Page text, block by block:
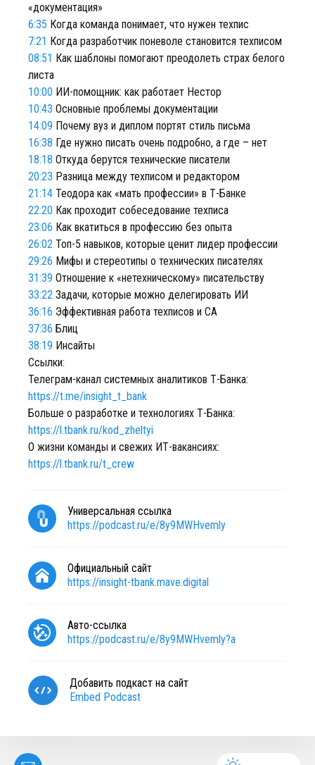
«документация»
6:35 Когда команда понимает, что нужен техпис
7:21 Когда разработчик поневоле становится техписом
08:51 Как шаблоны помогают преодолеть страх белого
листа
10:00 ИИ-помощник: как работает Нестор
10:43 Основные проблемы документации
14:09 Почему вуз и диплом портят стиль письма
16:38 Где нужно писать очень подробно, а где – нет
18:18 Откуда берутся технические писатели
20:23 Разница между техписом и редактором
21:14 Теодора как «мать профессии» в Т-Банке
22:20 Как проходит собеседование техписа
23:06 Как вкатиться в профессию без опыта
26:02 Топ-5 навыков, которые ценит лидер профессии
29:26 Мифы и стереотипы о технических писателях
31:39 Отношение к «нетехническому» писательству
33:22 Задачи, которые можно делегировать ИИ
36:16 Эффективная работа техписов и СА
37:36 Блиц
38:19 Инсайты
Ссылки:
Телеграм-канал системных аналитиков Т-Банка:
https://t.me/insight_t_bank
Больше о разработке и технологиях Т-Банка:
https://l.tbank.ru/kod_zheltyi
О жизни команды и свежих ИТ-вакансиях:
https://l.tbank.ru/t_crew
Универсальная ссылка
https://podcast.ru/e/8y9MWHvemly
Официальный сайт
https://insight-tbank.mave.digital
Авто-ссылка
https://podcast.ru/e/8y9MWHvemly?a
Добавить подкаст на сайт
Embed Podcast